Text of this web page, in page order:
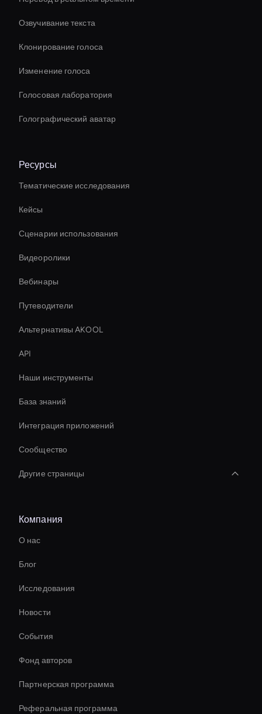
Озвучивание текста
Клонирование голоса
Изменение голоса
Голосовая лаборатория
Голографический аватар
Ресурсы
Тематические исследования
Кейсы
Сценарии использования
Видеоролики
Вебинары
Путеводители
Альтернативы AKOOL
API
Наши инструменты
База знаний
Интеграция приложений
Сообщество
Другие страницы
Streaming Ai Avatar For Youtube
Ai Avatar For E-Commerce
Interactive Ai Avatar
Interactive Hologram
Autonomous Ai Avatar
Zoom Ai Avatar
Holographic Ai Avatar
Компания
О нас
Блог
Исследования
Новости
События
Фонд авторов
Партнерская программа
Реферальная программа